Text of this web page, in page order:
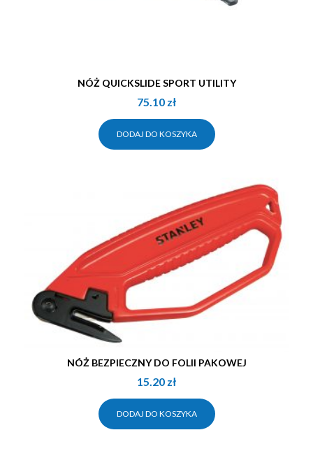
NÓŻ QUICKSLIDE SPORT UTILITY
75.10 zł
DODAJ DO KOSZYKA
NÓŻ BEZPIECZNY DO FOLII PAKOWEJ
15.20 zł
DODAJ DO KOSZYKA